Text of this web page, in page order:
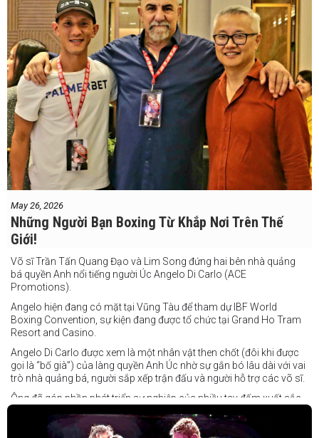
thực thụ
May 26, 2026
Những Người Bạn Boxing Từ Khắp Nơi Trên Thế
Giới!
Võ sĩ Trần Tấn Quang Đạo và Lim Song đứng hai bên nhà quảng
bá quyền Anh nổi tiếng người Úc Angelo Di Carlo (ACE
Promotions).
Angelo hiện đang có mặt tại Vũng Tàu để tham dự IBF World
Boxing Convention, sự kiện đang được tổ chức tại Grand Ho Tram
Resort and Casino.
Angelo Di Carlo được xem là một nhân vật then chốt (đôi khi được
gọi là “bố già”) của làng quyền Anh Úc nhờ sự gắn bó lâu dài với vai
trò nhà quảng bá, người sắp xếp trận đấu và người hỗ trợ các võ sĩ.
Ông đã góp phần phát triển sự nghiệp của nhiều tay đấm xuất sắc,